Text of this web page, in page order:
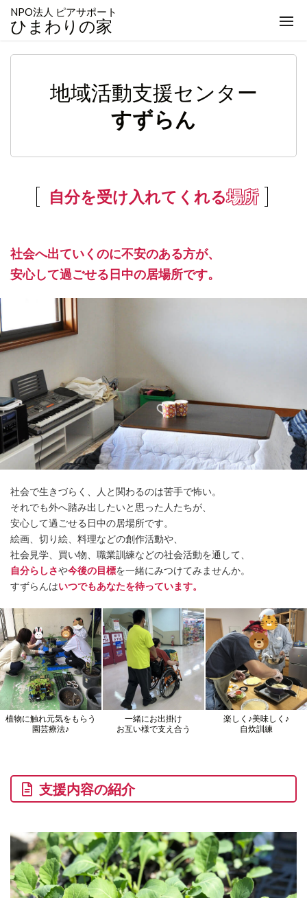
NPO法人 ピアサポート
ひまわりの家
地域活動支援センター
自分を受け入れてくれる場所
社会へ出ていくのに不安のある方が、
安心して過ごせる日中の居場所です。
社会で生きづらく、人と関わるのは苦手で怖い。
それでも外へ踏み出したいと思った人たちが、
安心して過ごせる日中の居場所です。
絵画、切り絵、料理などの創作活動や、
社会見学、買い物、職業訓練などの社会活動を通して、
自分らしさや今後の目標を一緒にみつけてみませんか。
すずらんはいつでもあなたを待っています。
植物に触れ元気をもらう
園芸療法♪
一緒にお出掛け
お互い様で支え合う
楽しく♪美味しく♪
自炊訓練
支援内容の紹介